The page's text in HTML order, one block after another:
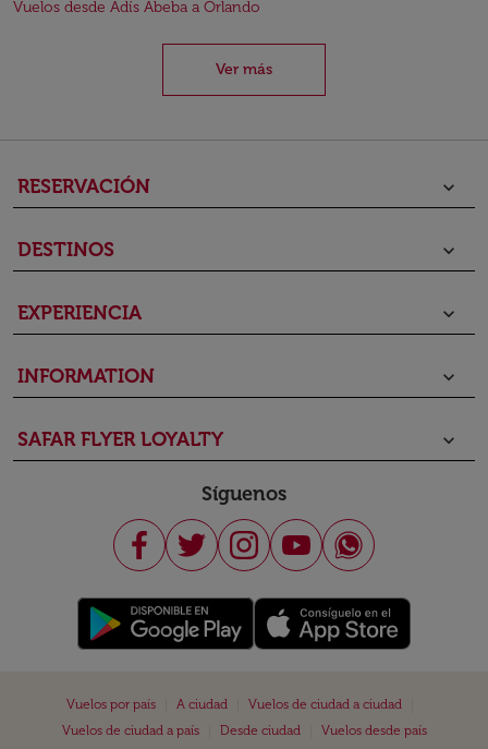
Vuelos desde Adís Abeba a Orlando
Ver más
RESERVACIÓN keyboard_arrow_down
DESTINOS keyboard_arrow_down
EXPERIENCIA keyboard_arrow_down
INFORMATION keyboard_arrow_down
SAFAR FLYER LOYALTY keyboard_arrow_down
Síguenos
Vuelos por país A ciudad Vuelos de ciudad a ciudad
Vuelos de ciudad a país
Desde ciudad Vuelos desde país